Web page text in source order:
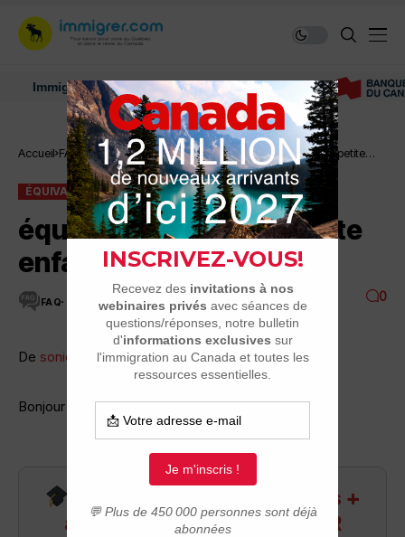
Immigrer au Canada: ressources et conseils
Accueil FAQ
Équivalence et
reconnaissances
équivalence du CAP petite
enfance.
ÉQUIVALENCE ET RECONNAISSANCES FAQ
équivalence du CAP petite
enfance.
FAQ 1 MINUTES DE LECTURE 11.1K VUES 0
De sonie
Bonjour à vous tous!
Recevez infos exclusives +
accès aux webinaires Q&R